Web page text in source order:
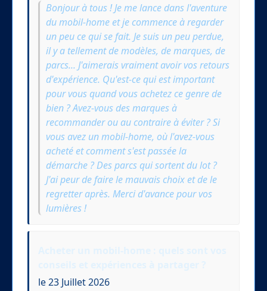
Bonjour à tous ! Je me lance dans l'aventure
du mobil-home et je commence à regarder
un peu ce qui se fait. Je suis un peu perdue,
il y a tellement de modèles, de marques, de
parcs... J'aimerais vraiment avoir vos retours
d'expérience. Qu'est-ce qui est important
pour vous quand vous achetez ce genre de
bien ? Avez-vous des marques à
recommander ou au contraire à éviter ? Si
vous avez un mobil-home, où l'avez-vous
acheté et comment s'est passée la
démarche ? Des parcs qui sortent du lot ?
J'ai peur de faire le mauvais choix et de le
regretter après. Merci d'avance pour vos
lumières !
le 23 Juillet 2026